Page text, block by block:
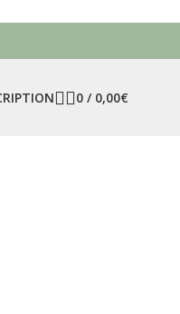
0 / 0,00€